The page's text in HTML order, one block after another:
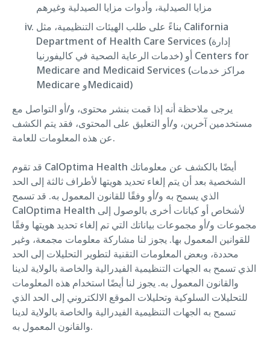
مزايا الصيدلية، وأدوات مزايا الصيدلية وغيرهم
بناءً على طلب الهيئات التنظيمية، مثل California
Department of Health Care Services (إدارة
خدمات الرعاية الصحية في كاليفورنيا) أو Centers for
Medicare and Medicaid Services (مراكز خدمات
Medicare وMedicaid)
يرجى ملاحظة أنه إذا قمت بنشر محتوى، و/أو التواصل مع
مستخدمين آخرين، و/أو التعليق على المحتوى، فقد يتم الكشف
عن هذه المعلومات للعامة.
قد تقوم CalOptima Health أيضًا بالكشف عن معلوماتك
الشخصية بعد أن يتم إلغاء تحديد هويتها لأطراف ثالثة إلى الحد
الذي يسمح به و/أو وفقًا للقانون المعمول به. قد تسمح
CalOptima Health لأشخاص أو كيانات أخرى بالوصول إلى
مجموعات و/أو مجموعات بياناتك التي تم إلغاء تحديد هويتها وفقًا
للقوانين المعمول بها. يجوز لنا مشاركة معلومات مجمعة، وغير
محددة، وبعض المعلومات التقنية لتطوير التحليلات إلى الحد
الذي تسمح به الجهات التنظيمية الفيدرالية والخاصة بالولاية لدينا
والقانون المعمول به. يجوز لنا أيضًا استخدام هذه المعلومات
للتحليلات السلوكية وتحليلات الموقع الالكتروني إلى الحد الذي
تسمح به الجهات التنظيمية الفيدرالية والخاصة بالولاية لدينا
والقانون المعمول به.